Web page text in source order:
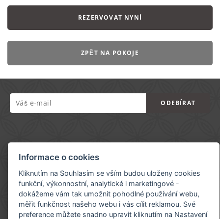
REZERVOVAT NYNÍ
ZPĚT NA POKOJE
ODEBÍRAT
Penzion MÁNES
+420728027348
stosek.jana@gmail.com
Krabčice 27
Informace o cookies
Kliknutím na Souhlasím se vším budou uloženy cookies
funkční, výkonnostní, analytické i marketingové -
dokážeme vám tak umožnit pohodlné používání webu,
měřit funkčnost našeho webu i vás cílit reklamou. Své
preference můžete snadno upravit kliknutím na Nastavení